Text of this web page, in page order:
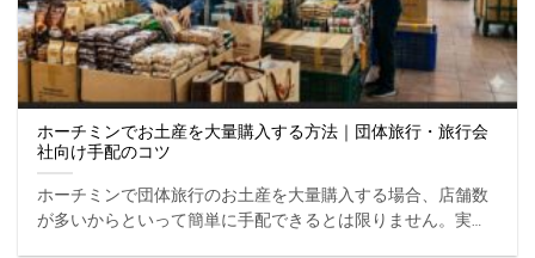
ホーチミンでお土産を大量購入する方法｜団体旅行・旅行会
社向け手配のコツ
ホーチミンで団体旅行のお土産を大量購入する場合、店舗数
が多いからといって簡単に手配できるとは限りません。実際